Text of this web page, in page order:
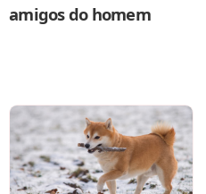
amigos do homem